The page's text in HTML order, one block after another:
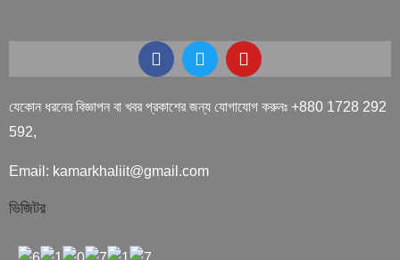
যেকোন ধরনের বিজ্ঞাপন বা খবর প্রকাশের জন্য যোগাযোগ করুনঃ +880 1728 292
592,
Email: kamarkhaliit@gmail.com
ভিজিটর